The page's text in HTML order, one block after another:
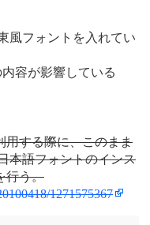
風フォントを入れてい
内容が影響している
用する際に、このまま
本語フォントのインス
行う。
1271575367